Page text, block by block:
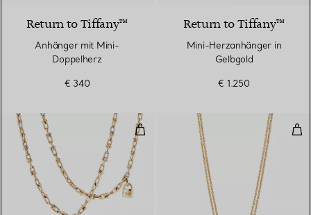
Return to Tiffany™
Anhänger mit Mini-
Doppelherz
€ 340
Return to Tiffany™
Mini-Herzanhänger in
Gelbgold
€ 1.250
Kleine Wickelhalskette in